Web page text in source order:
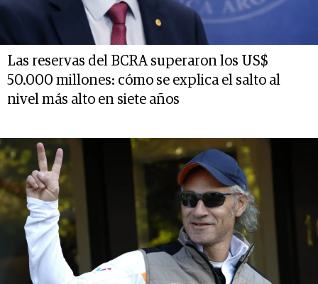
Las reservas del BCRA superaron los US$
50.000 millones: cómo se explica el salto al
nivel más alto en siete años